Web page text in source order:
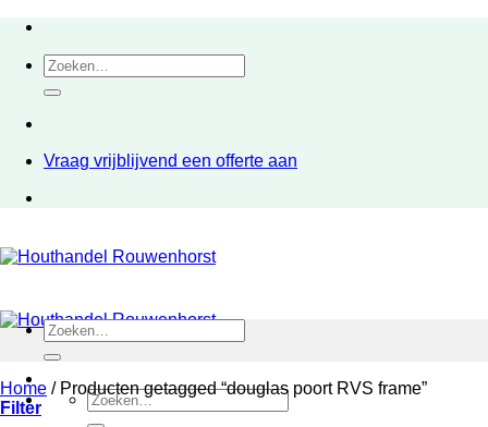
inhoudZoeken
naar:
Vraag vrijblijvend een offerte aan
Zoeken
naar:
Zoeken
naar:
Home /Producten getagged “douglas poort RVS frame”
Filter